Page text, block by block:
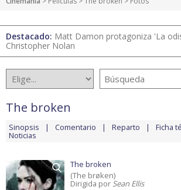
Destacado: Matt Damon protagoniza 'La
Christopher Nolan
The broken
Sinopsis Comentario Reparto Ficha
Noticias
The broken
(The brøken)
Dirigida por Sean Ellis